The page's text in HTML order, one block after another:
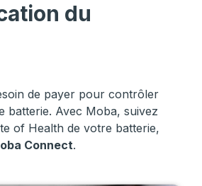
du
de payer pour contrôler
batterie. Avec Moba, suivez
of Health de votre batterie,
Connect.